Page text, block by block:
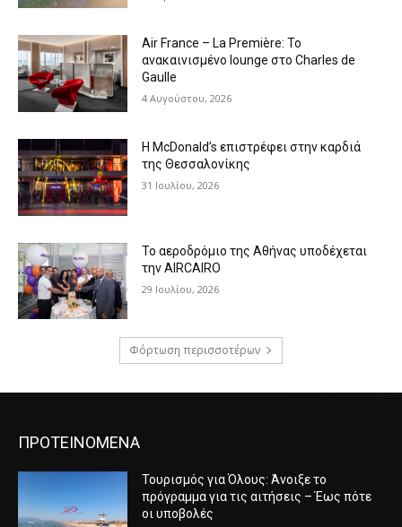
Air France – La Première: Το
ανακαινισμένο lounge στο Charles de
Gaulle
4 Αυγούστου, 2026
Η McDonald’s επιστρέφει στην καρδιά
της Θεσσαλονίκης
31 Ιουλίου, 2026
Το αεροδρόμιο της Αθήνας υποδέχεται
την AIRCAIRO
29 Ιουλίου, 2026
Φόρτωση περισσοτέρων
ΠΡΟΤΕΙΝΟΜΕΝΑ
Τουρισμός για Όλους: Άνοιξε το
πρόγραμμα για τις αιτήσεις – Έως πότε
οι υποβολές